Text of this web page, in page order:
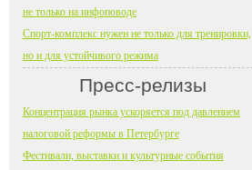
не только на инфоповоде
Спорт-комплекс нужен не только для тренировки,
но и для устойчивого режима
Пресс-релизы
Концентрация рынка ускоряется под давлением
налоговой реформы в Петербурге
Фестивали, выставки и культурные события